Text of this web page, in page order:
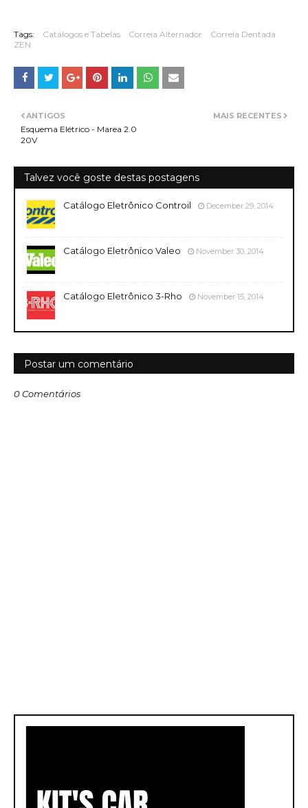
Tags: Catálogos e Tabelas Correia Alternador
Correia Dentada
ZEN
MAIS RECENTES
ANTIGOS
Esquema Elétrico - Marea 2.0
20V
Talvez você goste destas postagens
Catálogo Eletrônico Controil December 29, 2014
Catálogo Eletrônico Valeo November 30, 2014
Catálogo Eletrônico 3-Rho November 15, 2014
Postar um comentário
0 Comentários